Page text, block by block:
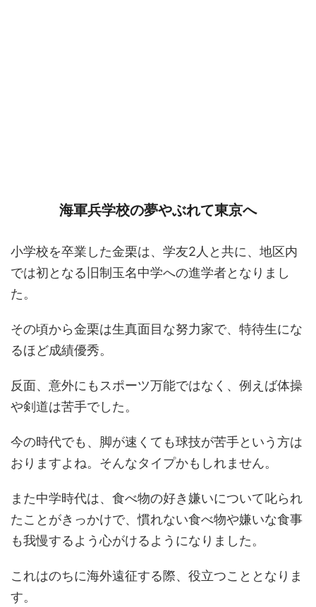
海軍兵学校の夢やぶれて東京へ
小学校を卒業した金栗は、学友2人と共に、地区内
では初となる旧制玉名中学への進学者となりまし
た。
その頃から金栗は生真面目な努力家で、特待生にな
るほど成績優秀。
反面、意外にもスポーツ万能ではなく、例えば体操
や剣道は苦手でした。
今の時代でも、脚が速くても球技が苦手という方は
おりますよね。そんなタイプかもしれません。
また中学時代は、食べ物の好き嫌いについて叱られ
たことがきっかけで、慣れない食べ物や嫌いな食事
も我慢するよう心がけるようになりました。
これはのちに海外遠征する際、役立つこととなりま
す。